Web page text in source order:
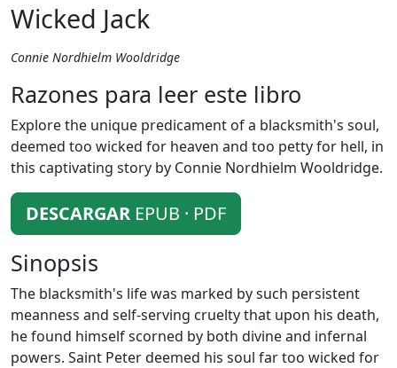
Wicked Jack
Connie Nordhielm Wooldridge
Razones para leer este libro
Explore the unique predicament of a blacksmith's soul,
deemed too wicked for heaven and too petty for hell, in
this captivating story by Connie Nordhielm Wooldridge.
DESCARGAR EPUB · PDF
Sinopsis
The blacksmith's life was marked by such persistent
meanness and self-serving cruelty that upon his death,
he found himself scorned by both divine and infernal
powers. Saint Peter deemed his soul far too wicked for